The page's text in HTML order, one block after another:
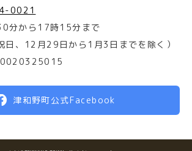
0021
分から17時15分まで
日、12月29日から1月3日までを除く）
津和野町公式Facebook